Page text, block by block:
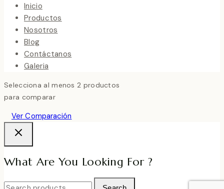
Inicio
Productos
Nosotros
Blog
Contáctanos
Galeria
Selecciona al menos 2 productos
para comparar
Ver Comparación
What Are You Looking For ?
Search